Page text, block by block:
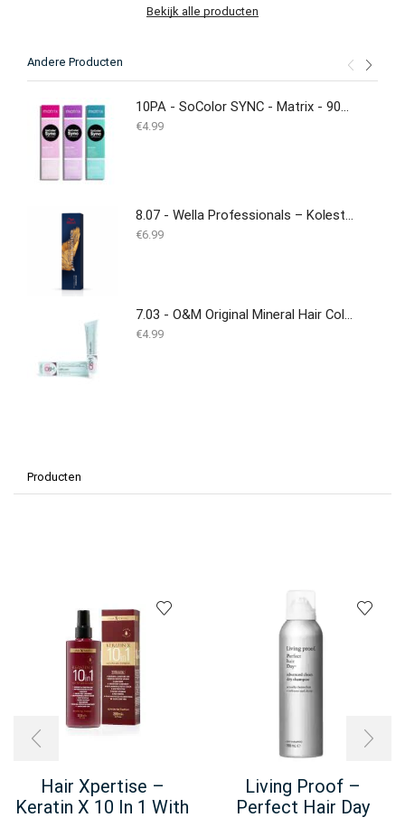
Bekijk alle producten
Andere Producten
10PA - SoColor SYNC - Matrix - 90ML - NEW
€4.99
8.07 - Wella Professionals – Koleston Perfect – 60ml
€6.99
7.03 - O&M Original Mineral Hair Colouring Cream - 100ML
€4.99
Producten
Hair Xpertise –
Keratin X 10 In 1 With
Living Proof –
Perfect Hair Day